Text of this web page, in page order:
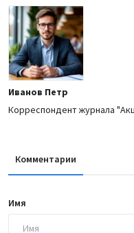
Иванов Петр
Корреспондент журнала
Комментарии
Имя